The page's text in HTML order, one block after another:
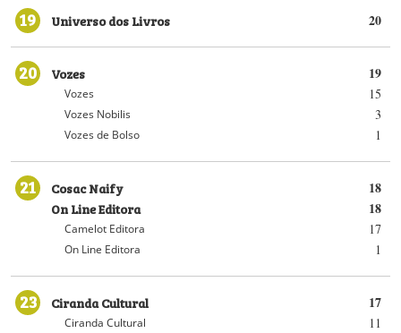
19 20
Universo dos Livros
20 19
Vozes
15
Vozes
3
Vozes Nobilis
1
Vozes de Bolso
21 18
Cosac Naify
18
On Line Editora
17
Camelot Editora
1
On Line Editora
23 17
Ciranda Cultural
11
Ciranda Cultural